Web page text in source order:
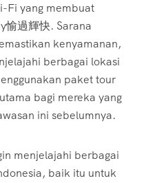
Fi yang membuat
過輝快. Sarana
kenyamanan,
berbagai lokasi
paket tour
bagi mereka yang
ini sebelumnya.
menjelajahi berbagai
baik itu untuk